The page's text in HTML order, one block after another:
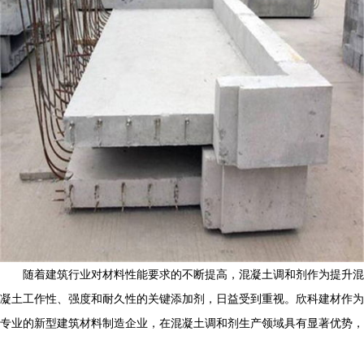
随着建筑行业对材料性能要求的不断提高，混凝土调和剂作为提升混
凝土工作性、强度和耐久性的关键添加剂，日益受到重视。欣科建材作为
专业的新型建筑材料制造企业，在混凝土调和剂生产领域具有显著优势，